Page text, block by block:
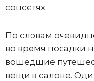
соцсетях.
По словам
во время посадки
вошедшие
вещи в салоне.